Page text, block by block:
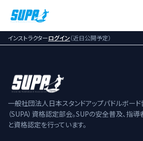
ホーム
開催カレンダー
講習会開催申請
インストラクターログイン（近日公開予定）
一般社団法人日本スタンドアップパドルボー
（SUPA）資格認定部会。SUPの安全普及、指
と資格認定を行っています。